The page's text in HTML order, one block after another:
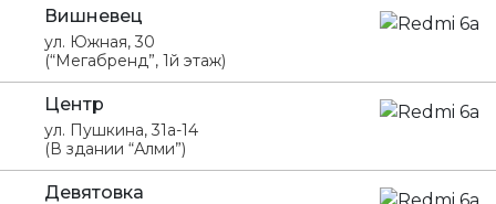
Вишневец
ул. Южная, 30
(“Мегабренд”, 1й этаж)
Центр
ул. Пушкина, 31а-14
(В здании “Алми”)
Девятовка